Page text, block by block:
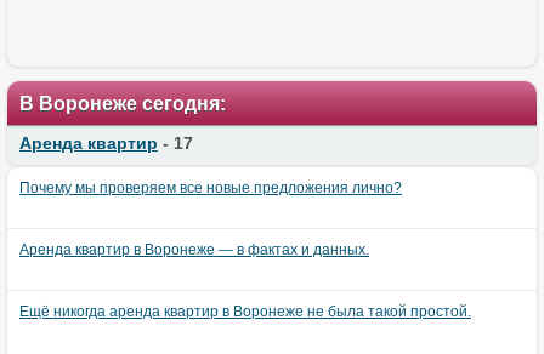
В Воронеже сегодня:
Аренда квартир - 17
Почему мы проверяем все новые предложения лично?
Аренда квартир в Воронеже — в фактах и данных.
Ещё никогда аренда квартир в Воронеже не была такой простой.